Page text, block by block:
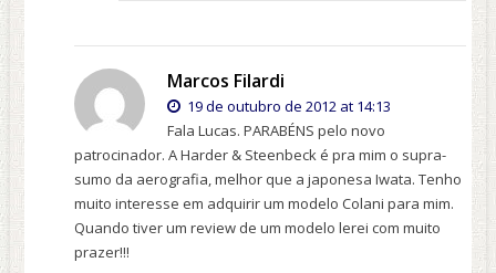
Marcos Filardi
19 de outubro de 2012 at 14:13
Fala Lucas. PARABÉNS pelo novo
patrocinador. A Harder & Steenbeck é pra mim o supra-
sumo da aerografia, melhor que a japonesa Iwata. Tenho
muito interesse em adquirir um modelo Colani para mim.
Quando tiver um review de um modelo lerei com muito
prazer!!!